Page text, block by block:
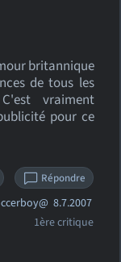
britannique
de tous les
vraiment
pour ce
Répondre
8.7.2007
1ère critique